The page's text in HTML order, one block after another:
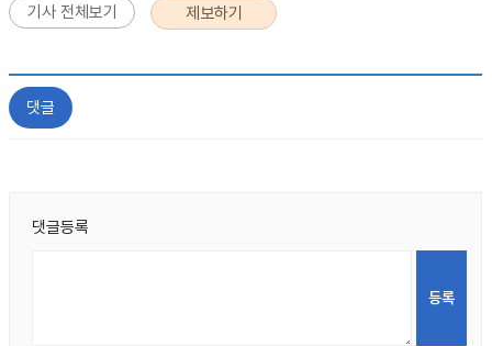
기사 전체보기 제보하기
댓글
댓글등록